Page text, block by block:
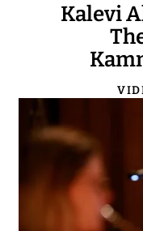
Kalevi